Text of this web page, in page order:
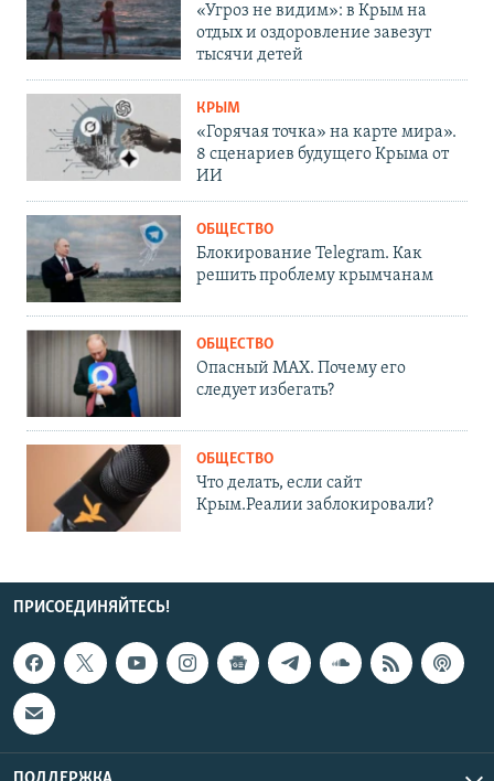
«Угроз не видим»: в Крым на
отдых и оздоровление завезут
тысячи детей
КРЫМ
«Горячая точка» на карте мира».
8 сценариев будущего Крыма от
ИИ
ОБЩЕСТВО
Блокирование Telegram. Как
решить проблему крымчанам
ОБЩЕСТВО
Опасный MAX. Почему его
следует избегать?
ОБЩЕСТВО
Что делать, если сайт
Крым.Реалии заблокировали?
ПРИСОЕДИНЯЙТЕСЬ!